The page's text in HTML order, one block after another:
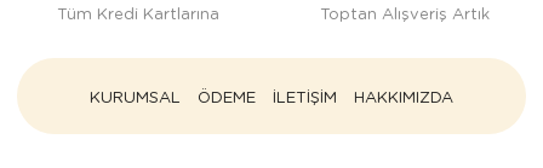
Tüm Kredi Kartlarına Toptan Alışveriş Artık
KURUMSAL ÖDEME İLETİŞİM HAKKIMIZDA